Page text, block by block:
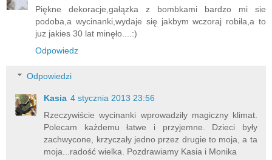
Piękne dekoracje,gałązka z bombkami bardzo mi sie
podoba,a wycinanki,wydaje się jakbym wczoraj robiła,a to
juz jakies 30 lat minęło....:)
Odpowiedz
Odpowiedzi
Kasia 4 stycznia 2013 23:56
Rzeczywiście wycinanki wprowadziły magiczny klimat.
Polecam każdemu łatwe i przyjemne. Dzieci były
zachwycone, krzyczały jedno przez drugie to moja, a ta
moja...radość wielka. Pozdrawiamy Kasia i Monika